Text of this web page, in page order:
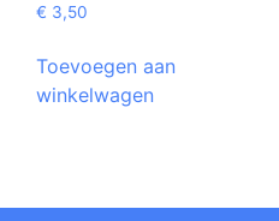
€ 3,50
Toevoegen aan
winkelwagen